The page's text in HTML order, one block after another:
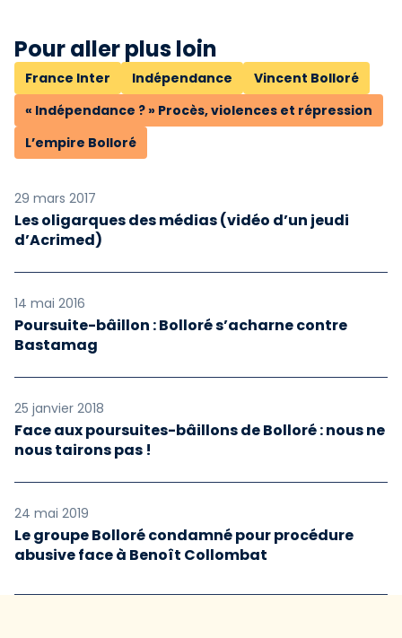
Pour aller plus loin
France Inter Indépendance
Vincent Bolloré
« Indépendance ? » Procès, violences et répression
L’empire Bolloré
29 mars 2017
Les oligarques des médias (vidéo d’un jeudi
d’Acrimed)
14 mai 2016
Poursuite-bâillon : Bolloré s’acharne contre
Bastamag
25 janvier 2018
Face aux poursuites-bâillons de Bolloré : nous ne
nous tairons pas !
24 mai 2019
Le groupe Bolloré condamné pour procédure
abusive face à Benoît Collombat